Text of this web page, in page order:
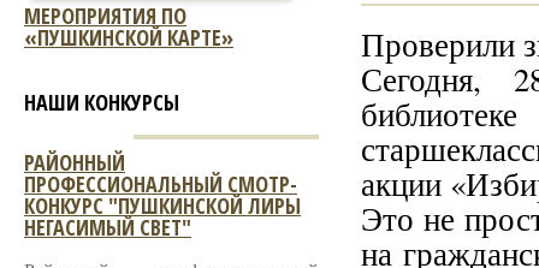
Проверили
Сегодня,
акции
Это не
на
МЕРОПРИЯТИЯ ПО
«ПУШКИНСКОЙ КАРТЕ»
НАШИ КОНКУРСЫ
РАЙОННЫЙ
ПРОФЕССИОНАЛЬНЫЙ СМОТР-
КОНКУРС "ПУШКИНСКОЙ ЛИРЫ
НЕГАСИМЫЙ СВЕТ"